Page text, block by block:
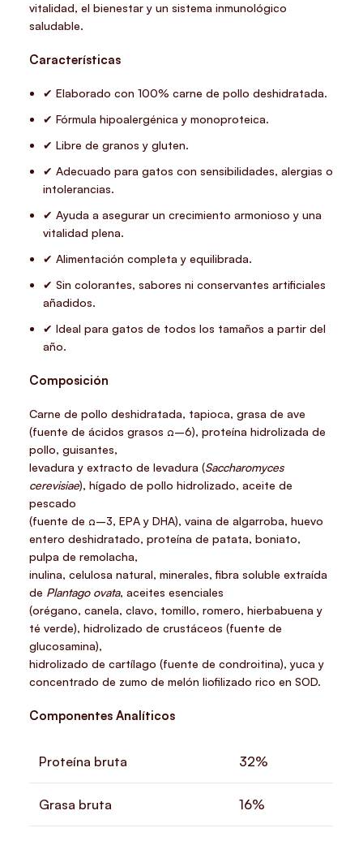
vitalidad, el bienestar y un sistema inmunológico
saludable.
Características
✔ Elaborado con 100% carne de pollo deshidratada.
✔ Fórmula hipoalergénica y monoproteica.
✔ Libre de granos y gluten.
✔ Adecuado para gatos con sensibilidades, alergias o
intolerancias.
✔ Ayuda a asegurar un crecimiento armonioso y una
vitalidad plena.
✔ Alimentación completa y equilibrada.
✔ Sin colorantes, sabores ni conservantes artificiales
añadidos.
✔ Ideal para gatos de todos los tamaños a partir del
año.
Composición
Carne de pollo deshidratada, tapioca, grasa de ave
(fuente de ácidos grasos Ω–6), proteína hidrolizada de
pollo, guisantes,
levadura y extracto de levadura (Saccharomyces
cerevisiae), hígado de pollo hidrolizado, aceite de
pescado
(fuente de Ω–3, EPA y DHA), vaina de algarroba, huevo
entero deshidratado, proteína de patata, boniato,
pulpa de remolacha,
inulina, celulosa natural, minerales, fibra soluble extraída
de Plantago ovata, aceites esenciales
(orégano, canela, clavo, tomillo, romero, hierbabuena y
té verde), hidrolizado de crustáceos (fuente de
glucosamina),
hidrolizado de cartílago (fuente de condroitina), yuca y
concentrado de zumo de melón liofilizado rico en SOD.
Componentes Analíticos
Proteína bruta 32%
Grasa bruta 16%